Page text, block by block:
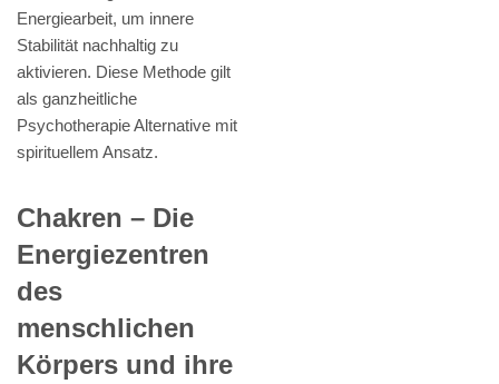
Energiearbeit, um innere
Stabilität nachhaltig zu
aktivieren. Diese Methode gilt
als ganzheitliche
Psychotherapie Alternative mit
spirituellem Ansatz.
Chakren – Die
Energiezentren
des
menschlichen
Körpers und ihre